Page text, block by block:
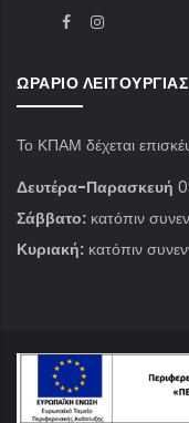
ΩΡΆΡΙΟ ΛΕΙΤΟΥΡΓΊΑΣ
Το ΚΠΑΜ δέχεται
Δευτέρα-Παρασκευή
Σάββατο: κατόπιν
Κυριακή: κατόπιν